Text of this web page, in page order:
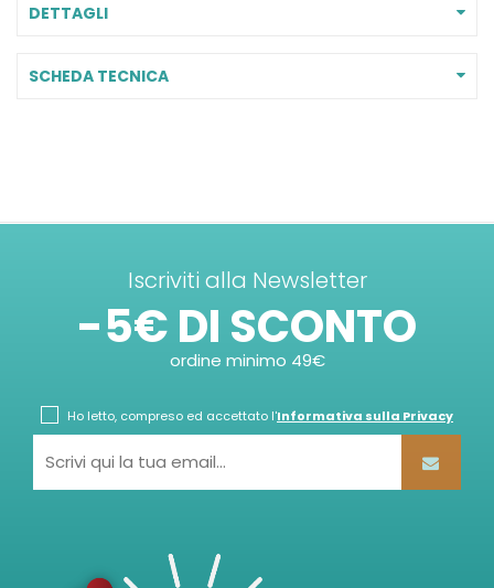
DETTAGLI
SCHEDA TECNICA
Iscriviti alla Newsletter
-5€ DI SCONTO
ordine minimo 49€
Ho letto, compreso ed accettato l'Informativa sulla Privacy